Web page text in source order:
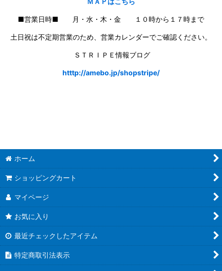
■営業日時■ 月・水・木・金 １０時から１７時まで
土日祝は不定期営業のため、営業カレンダーでご確認ください。
ＳＴＲＩＰＥ情報ブログ
htttp://amebo.jp/shopstripe/
ホーム
ショッピングカート
マイページ
お気に入り
最近チェックしたアイテム
特定商取引法表示